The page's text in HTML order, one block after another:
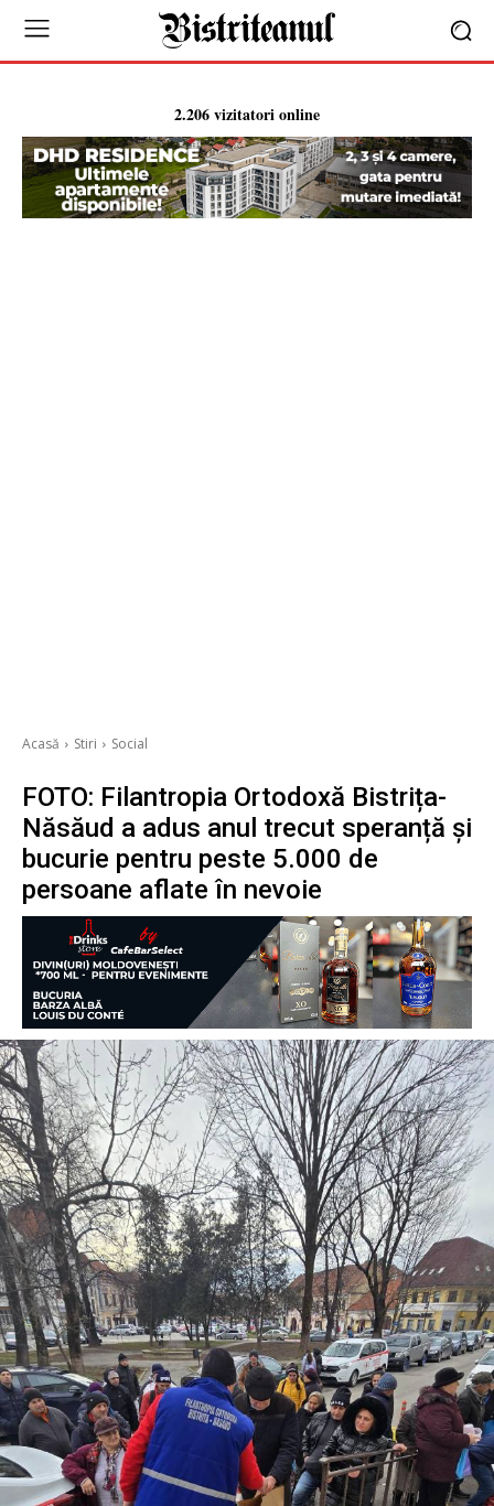
2.206 vizitatori online
Acasă Stiri Social
FOTO: Filantropia Ortodoxă Bistrița-
Năsăud a adus anul trecut speranță și
bucurie pentru peste 5.000 de
persoane aflate în nevoie